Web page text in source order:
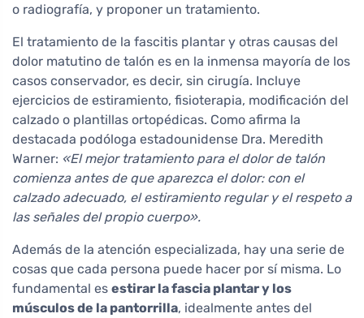
o radiografía, y proponer un tratamiento.
El tratamiento de la fascitis plantar y otras causas del
dolor matutino de talón es en la inmensa mayoría de los
casos conservador, es decir, sin cirugía. Incluye
ejercicios de estiramiento, fisioterapia, modificación del
calzado o plantillas ortopédicas. Como afirma la
destacada podóloga estadounidense Dra. Meredith
Warner: «El mejor tratamiento para el dolor de talón
comienza antes de que aparezca el dolor: con el
calzado adecuado, el estiramiento regular y el respeto a
las señales del propio cuerpo».
Además de la atención especializada, hay una serie de
cosas que cada persona puede hacer por sí misma. Lo
fundamental es estirar la fascia plantar y los
músculos de la pantorrilla, idealmente antes del